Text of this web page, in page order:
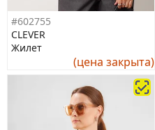
#602755
CLEVER
Жилет
(цена закрыта)